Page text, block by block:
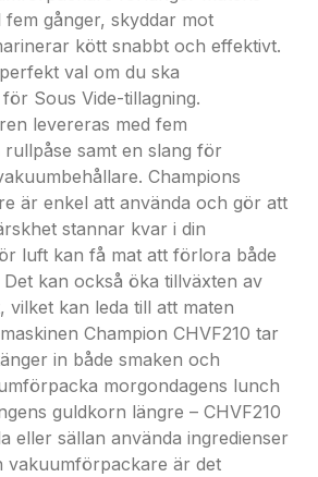
110W
10 ~ 20 sekunder
bar
1 st. rullpåse, 1 st. slang ingår
28cm
pdf/champion/
pdf/champion/CHVF210_EU.pdf]
gånger, skyddar mot
kött snabbt och effektivt.
val om du ska
Sous Vide-tillagning.
levereras med fem
samt en slang för
Champions
är enkel att använda och gör att
stannar kvar i din
luft kan få mat att förlora både
kan också öka tillväxten av
vilket kan leda till att maten
Champion CHVF210 tar
in både smaken och
morgondagens lunch
guldkorn längre – CHVF210
eller sällan använda ingredienser
vakuumförpackare är det